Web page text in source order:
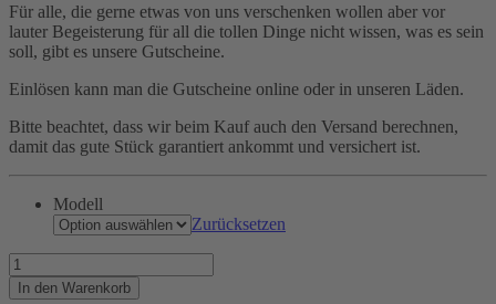
Für alle, die gerne etwas von uns verschenken wollen aber vor
lauter Begeisterung für all die tollen Dinge nicht wissen, was es sein
soll, gibt es unsere Gutscheine.
Einlösen kann man die Gutscheine online oder in unseren Läden.
Bitte beachtet, dass wir beim Kauf auch den Versand berechnen,
damit das gute Stück garantiert ankommt und versichert ist.
Modell
Zurücksetzen
Gutschein
fürIn den Warenkorb